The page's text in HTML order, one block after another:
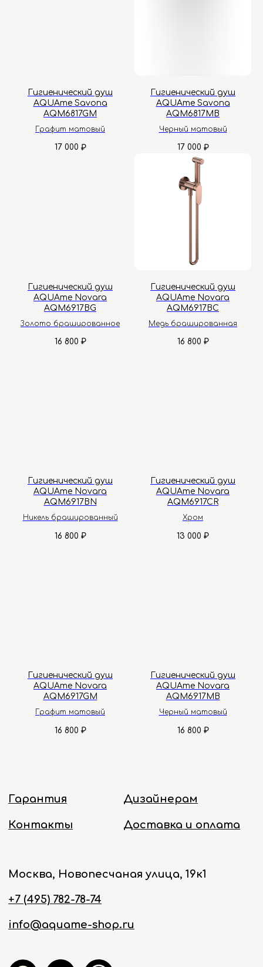
Гигиенический душ
AQUAme Savona
AQM6817GM
Графит матовый
17 000 ₽
Гигиенический душ
AQUAme Savona
AQM6817MB
Черный матовый
17 000 ₽
Гигиенический душ
AQUAme Novara
AQM6917BG
Золото брашированное
16 800 ₽
Гигиенический душ
AQUAme Novara
AQM6917BC
Медь брашированная
16 800 ₽
Гигиенический душ
AQUAme Novara
AQM6917BN
Никель брашированный
16 800 ₽
Гигиенический душ
AQUAme Novara
AQM6917CR
Хром
13 000 ₽
Гигиенический душ
AQUAme Novara
AQM6917GM
Графит матовый
16 800 ₽
Гигиенический душ
AQUAme Novara
AQM6917MB
Черный матовый
16 800 ₽
+7 (495) 782-78-74
info@aquame-shop.ru